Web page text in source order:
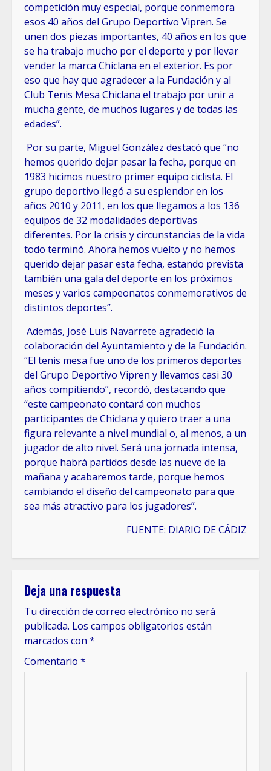
competición muy especial, porque conmemora
esos 40 años del Grupo Deportivo Vipren. Se
unen dos piezas importantes, 40 años en los que
se ha trabajo mucho por el deporte y por llevar
vender la marca Chiclana en el exterior. Es por
eso que hay que agradecer a la Fundación y al
Club Tenis Mesa Chiclana el trabajo por unir a
mucha gente, de muchos lugares y de todas las
edades”.
Por su parte, Miguel González destacó que “no
hemos querido dejar pasar la fecha, porque en
1983 hicimos nuestro primer equipo ciclista. El
grupo deportivo llegó a su esplendor en los
años 2010 y 2011, en los que llegamos a los 136
equipos de 32 modalidades deportivas
diferentes. Por la crisis y circunstancias de la vida
todo terminó. Ahora hemos vuelto y no hemos
querido dejar pasar esta fecha, estando prevista
también una gala del deporte en los próximos
meses y varios campeonatos conmemorativos de
distintos deportes”.
Además, José Luis Navarrete agradeció la
colaboración del Ayuntamiento y de la Fundación.
“El tenis mesa fue uno de los primeros deportes
del Grupo Deportivo Vipren y llevamos casi 30
años compitiendo”, recordó, destacando que
“este campeonato contará con muchos
participantes de Chiclana y quiero traer a una
figura relevante a nivel mundial o, al menos, a un
jugador de alto nivel. Será una jornada intensa,
porque habrá partidos desde las nueve de la
mañana y acabaremos tarde, porque hemos
cambiando el diseño del campeonato para que
sea más atractivo para los jugadores”.
FUENTE: DIARIO DE CÁDIZ
Deja una respuesta
Tu dirección de correo electrónico no será
publicada. Los campos obligatorios están
marcados con *
Comentario *